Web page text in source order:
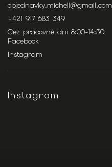
objednavky.michell@gmail.com
+421 917 683 349
Cez pracovné dni 8:00-14:30
Facebook
Instagram
Instagram